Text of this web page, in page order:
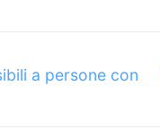
a persone con